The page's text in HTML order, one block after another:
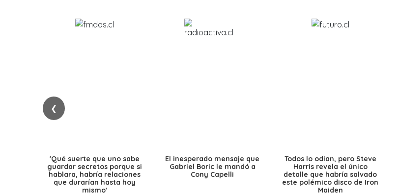
❮
'Qué suerte que uno sabe
guardar secretos porque si
hablara, habría relaciones
que durarían hasta hoy
mismo'
El inesperado mensaje que
Gabriel Boric le mandó a
Cony Capelli
Todos lo odian, pero Steve
Harris revela el único
detalle que habría salvado
este polémico disco de Iron
Maiden